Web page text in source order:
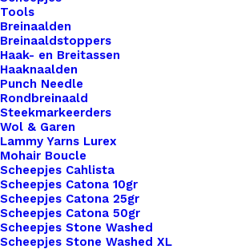
Tools
Breinaalden
Breinaaldstoppers
Haak- en Breitassen
Haaknaalden
Punch Needle
Rondbreinaald
Steekmarkeerders
Wol & Garen
Lammy Yarns Lurex
Mohair Boucle
Scheepjes Cahlista
Scheepjes Catona 10gr
Scheepjes Catona 25gr
Scheepjes Catona 50gr
Scheepjes Stone Washed
Scheepjes Stone Washed XL
7
aantalToevoegen aan verlanglijst
Artikelnummer
Categorie
Binnen 1-3 werkdagen verzonden
Veilig betalen
Unieke en kwaliteitsproducten